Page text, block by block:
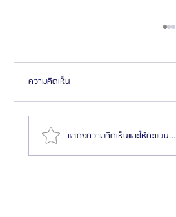
ความคิดเห็น
แสดงความคิดเห็นและให้คะแนน...